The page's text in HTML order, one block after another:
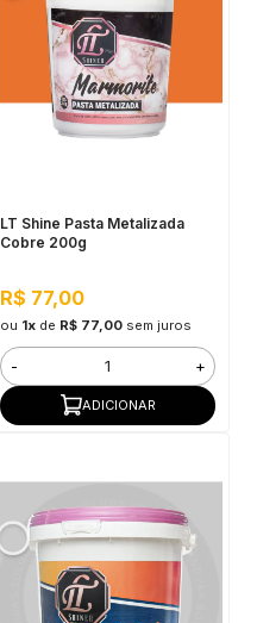
LT Shine Pasta Metalizada
Cobre 200g
R$ 77,00
ou 1xde R$ 77,00 sem juros
- +
ADICIONAR